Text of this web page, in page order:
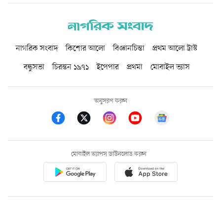
নাগরিক সংবাদ কিশোর আলো বিজ্ঞানচিন্তা
প্রথম আলো ট্রাস্ট
বন্ধুসভা
চিরন্তন ১৯৭১ ইপেপার প্রথমা মোবাইল ভ্যাস
অনুসরণ করুন
মোবাইল অ্যাপস ডাউনলোড করুন